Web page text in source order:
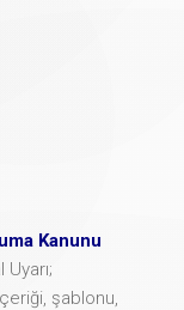
Kanunu
şablonu,